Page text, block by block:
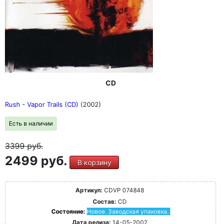
CD
Rush - Vapor Trails (CD) (2002)
Есть в наличии
3399руб.
2499 руб. В корзину
Артикул: CDVP 074848
Состав: CD
Состояние: Новое. Заводская упаковка.
Дата релиза: 14-05-2002